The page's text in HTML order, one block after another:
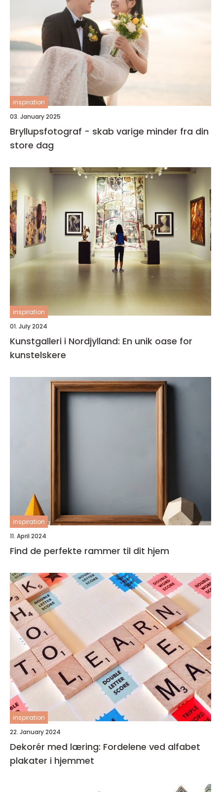
inspiration
03. January 2025
Bryllupsfotograf - skab varige minder fra din
store dag
inspiration
01. July 2024
Kunstgalleri i Nordjylland: En unik oase for
kunstelskere
inspiration
11. April 2024
Find de perfekte rammer til dit hjem
inspiration
22. January 2024
Dekorér med læring: Fordelene ved alfabet
plakater i hjemmet